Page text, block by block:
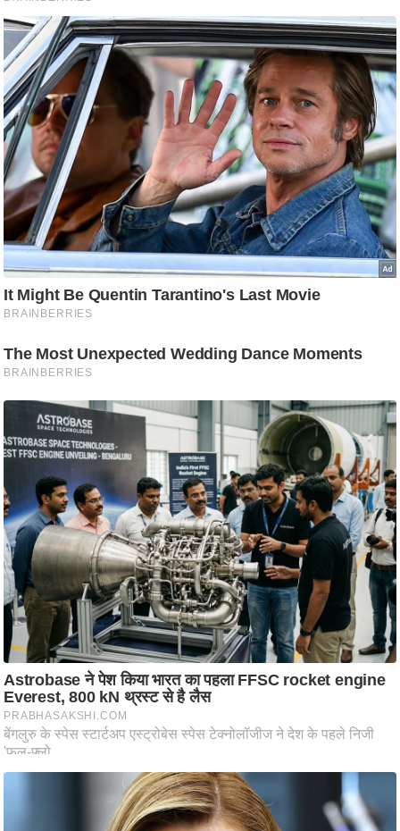
N
e
w
s
ला
इ
फ
स्टा
इ
ल
टे
क्नॉ
लॉ
ब्यू
फै
श
घ
रे
लू
नु
स्खे
प
र्य
ट
न
स्थ
ल
फि